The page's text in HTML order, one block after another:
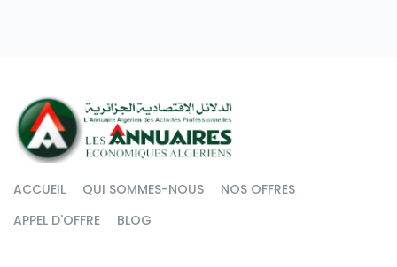
ACCUEIL QUI SOMMES-NOUS
NOS OFFRES
APPEL D'OFFRE
BLOG